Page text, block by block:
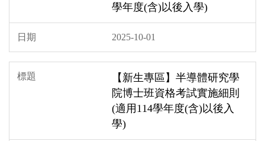
學年度(含)以後入學)
2025-10-01
【新生專區】半導體研究學
院博士班資格考試實施細則
(適用114學年度(含)以後入
學)